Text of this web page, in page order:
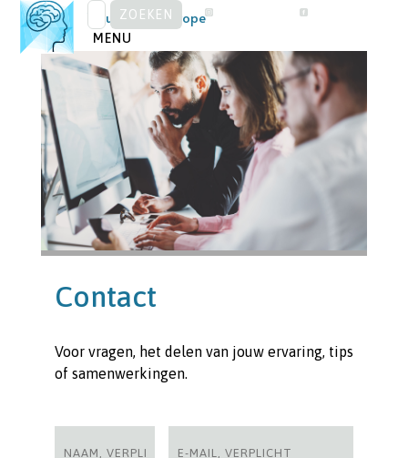
Skip
to
content
ZOEKEN
NAAR:
Visual Snow Europe
MENU
Contact
Voor vragen, het delen van jouw ervaring, tips
of samenwerkingen.